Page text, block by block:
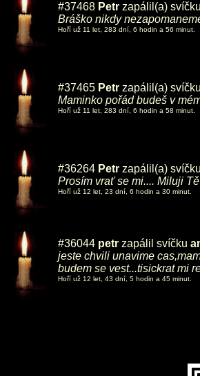
#37468 Petr zapálil(a) svíčku
Bráško nikdy
Hoří už 11 let, 283 dní, 6 hodin a 56 minut.
#37465 Petr zapálil(a) svíčku
Maminko pořád budeš v
Hoří už 11 let, 283 dní, 6 hodin a 58 minut.
#36264 Petr zapálil(a) svíčku
Prosím vrať se mi.... Miluji Tě
Hoří už 12 let, 23 dní, 6 hodin a 30 minut.
#36044 petr zapálil svíčku
jeste chvili unavime
budem se vest...tisickrat mi
Hoří už 12 let, 43 dní, 5 hodin a 45 minut.